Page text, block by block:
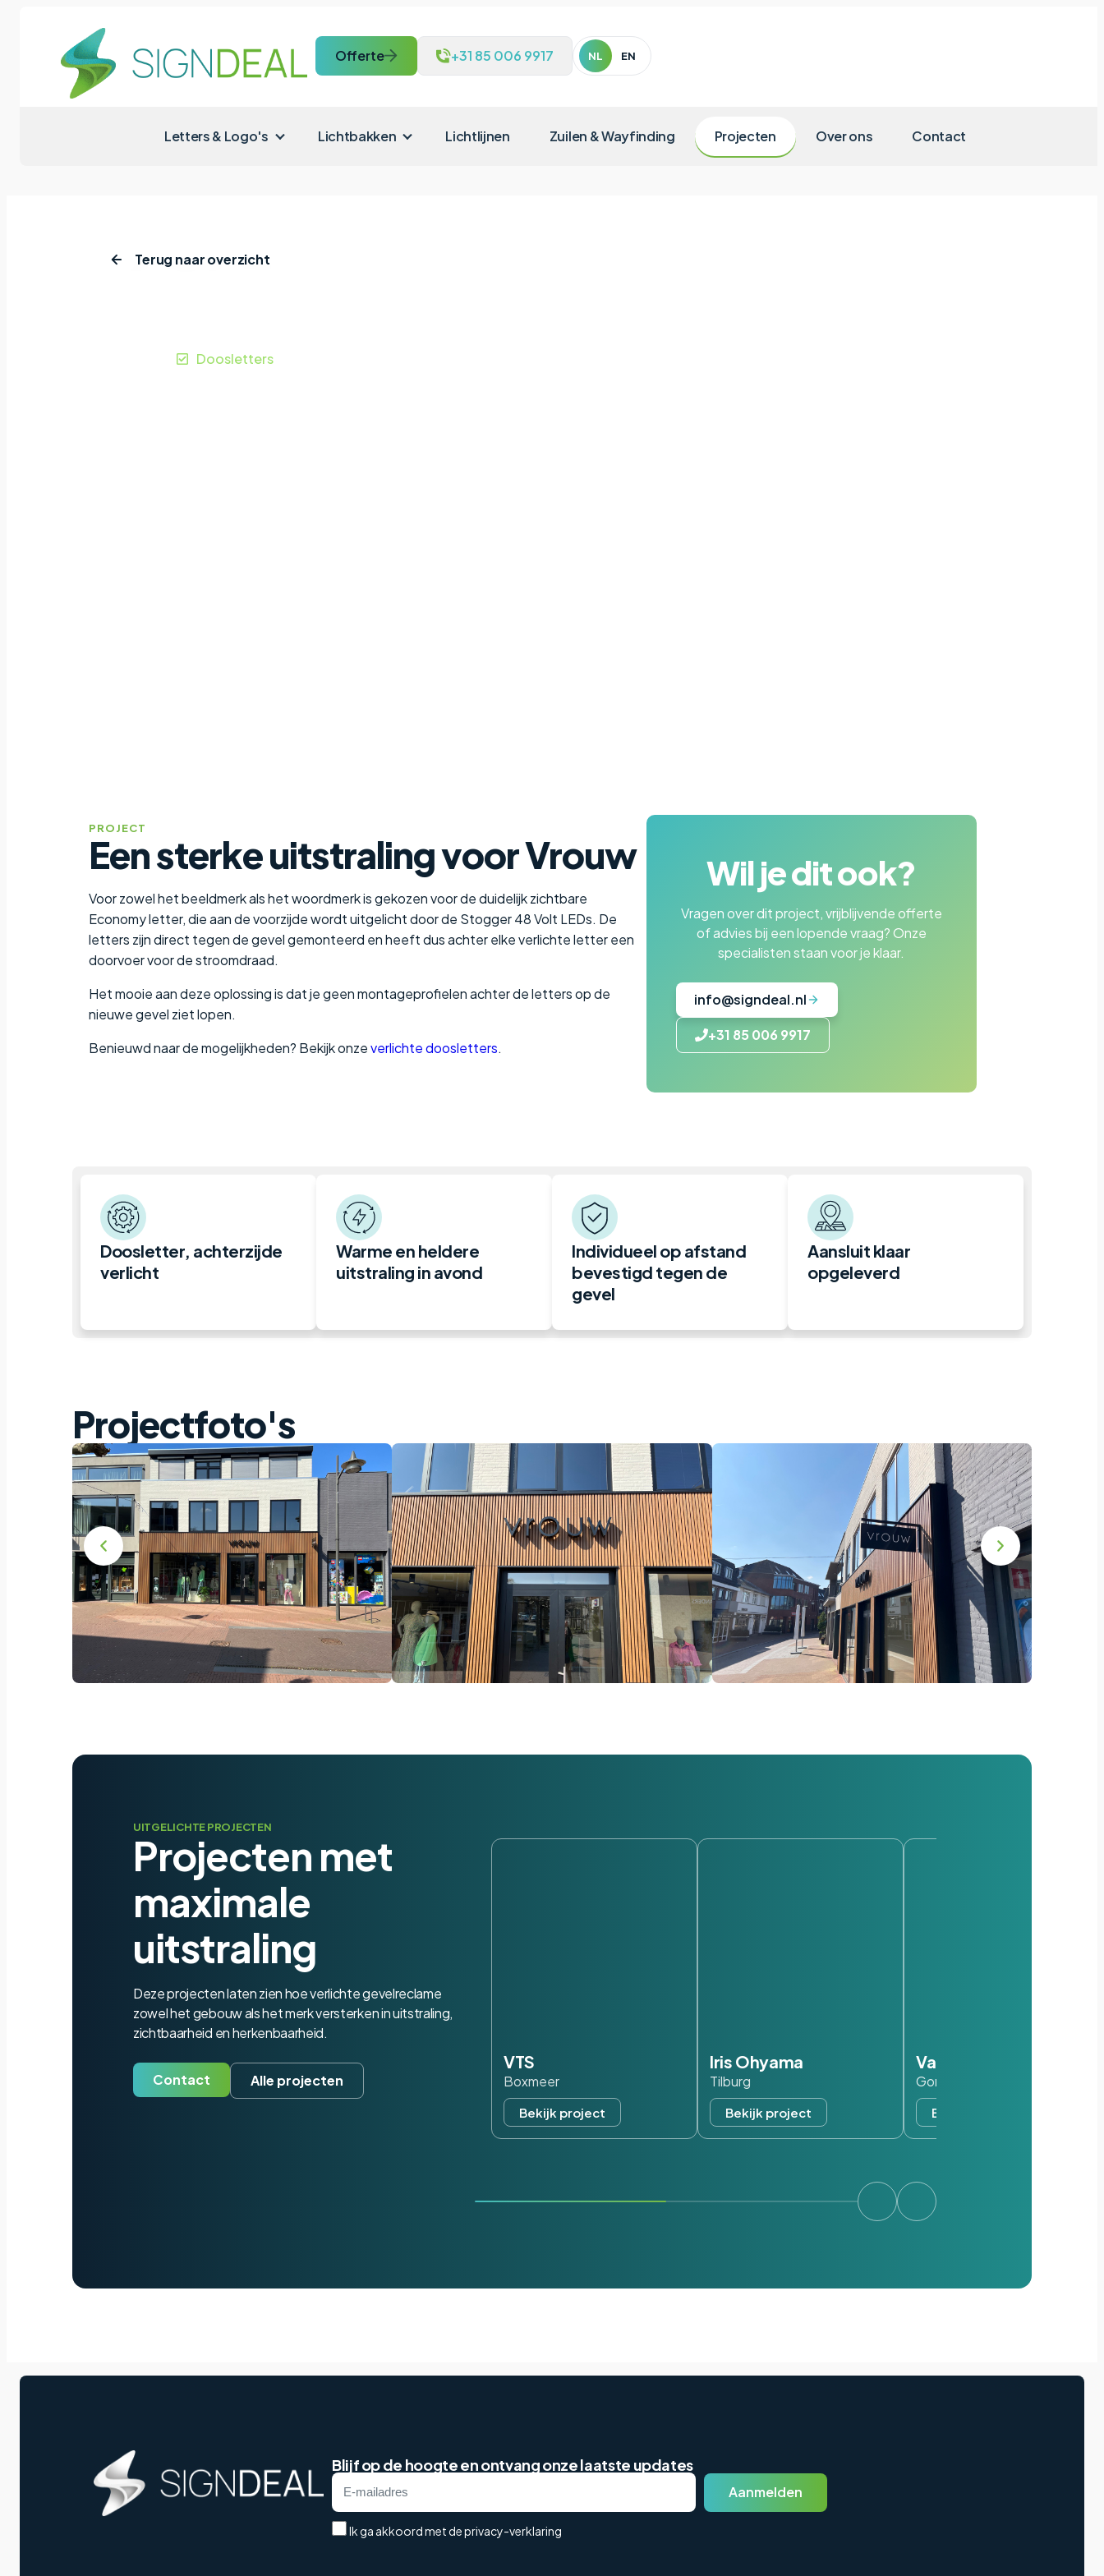
Offerte +31 85 006 9917 NL EN
Letters & Logo's Lichtbakken Lichtlijnen Zuilen & Wayfinding Projecten Over ons Contact
Terug naar overzicht
Home|Projecten|Vrouw
Doosletters
PROJECT
Een sterke uitstraling voor Vrouw
Voor zowel het beeldmerk als het woordmerk is gekozen voor de duidelijk zichtbare
Economy letter, die aan de voorzijde wordt uitgelicht door de Stogger 48 Volt LEDs. De
letters zijn direct tegen de gevel gemonteerd en heeft dus achter elke verlichte letter een
doorvoer voor de stroomdraad.
Het mooie aan deze oplossing is dat je geen montageprofielen achter de letters op de
nieuwe gevel ziet lopen.
Benieuwd naar de mogelijkheden? Bekijk onzeverlichte doosletters.
Wil je dit ook?
Vragen over dit project, vrijblijvende offerte
of advies bij een lopende vraag? Onze
specialisten staan voor je klaar.
info@signdeal.nl
+31 85 006 9917
Doosletter, achterzijde
verlicht
Warme en heldere
uitstraling in avond
Individueel op afstand
bevestigd tegen de
gevel
Aansluit klaar
opgeleverd
Projectfoto's
UITGELICHTE PROJECTEN
Projecten met
maximale
uitstraling
Deze projecten laten zien hoe verlichte gevelreclame
zowel het gebouw als het merk versterken in uitstraling,
zichtbaarheid en herkenbaarheid.
Contact Alle projecten
VTS
Boxmeer
Bekijk project
Iris Ohyama
Tilburg
Bekijk project
Van der Valk
Gorinchem
Bekijk project
Blijf op de hoogte en ontvang onze laatste updates
Ik ga akkoord met de privacy-verklaring
Aanmelden